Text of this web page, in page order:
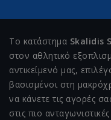
Το κατάστημα Skalidis
στον αθλητικό
αντικείμενό μας,
βασισμένοι στη
να κάνετε τις αγορές
στις πιο